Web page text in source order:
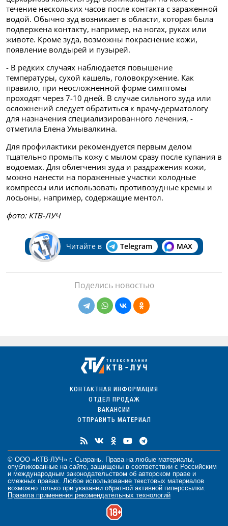
течение нескольких часов после контакта с зараженной
водой. Обычно зуд возникает в области, которая была
подвержена контакту, например, на ногах, руках или
животе. Кроме зуда, возможны покраснение кожи,
появление волдырей и пузырей.
- В редких случаях наблюдается повышение
температуры, сухой кашель, головокружение. Как
правило, при неосложненной форме симптомы
проходят через 7-10 дней. В случае сильного зуда или
осложнений следует обратиться к врачу-дерматологу
для назначения специализированного лечения, -
отметила Елена Умывалкина.
Для профилактики рекомендуется первым делом
тщательно промыть кожу с мылом сразу после купания в
водоемах. Для облегчения зуда и раздражения кожи,
можно нанести на пораженные участки холодные
компрессы или использовать противозудные кремы и
лосьоны, например, содержащие ментол.
фото: КТВ-ЛУЧ
Читайте в Telegram MAX
Поделись новостью
КОНТАКТНАЯ ИНФОРМАЦИЯ
ОТДЕЛ ПРОДАЖ
ВАКАНСИИ
ОТПРАВИТЬ МАТЕРИАЛ
© ООО «КТВ-ЛУЧ» г. Сызрань. Права на любые материалы,
опубликованные на сайте, защищены в соответствии с Российским
и международным законодательством об авторском праве и
смежных правах. Любое использование текстовых материалов
возможно только при указании обратной активной гиперссылки.
Правила применения рекомендательных технологий